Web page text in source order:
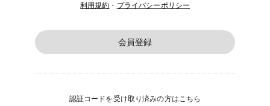
利用規約 ・ プライバシーポリシー
会員登録
認証コードを受け取り済みの方はこちら